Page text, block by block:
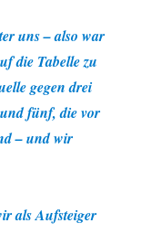
uns – also war
die Tabelle zu
gegen drei
fünf, die vor
– und wir
als Aufsteiger